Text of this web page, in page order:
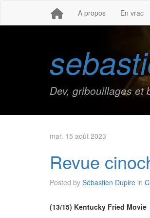
A propos En vrac
Dev, gribouillages et
mar. 15 août 2023
Revue
Posted by Sébastien Dupire in
(13/15) Kentucky Fried Movie